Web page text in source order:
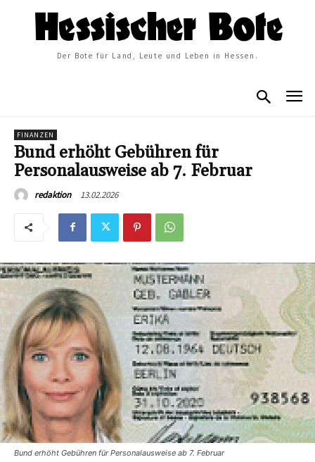
Der Bote für Land, Leute und Leben in Hessen.
FINANZEN
Bund erhöht Gebühren für
Personalausweise ab 7. Februar
redaktion 13.02.2026
Bund erhöht Gebühren für Personalausweise ab 7. Februar